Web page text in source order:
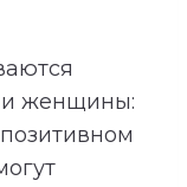
и женщины: